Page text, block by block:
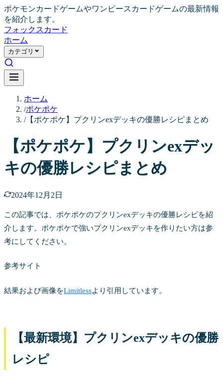
ポケモンカードゲームやワンピースカードゲームの最新情報
を紹介します。
フォックス カード
ホーム
カテゴリ
ホーム
/ポケポケ
/【ポケポケ】プクリンexデッキの優勝レシピまとめ
【ポケポケ】プクリンexデッ
キの優勝レシピまとめ
2024年12月2日
この記事では、ポケポケのプクリンexデッキの優勝レシピを紹
介します。ポケポケで強いプクリンexデッキを作りたい方は参
考にしてください。
参考サイト
結果および画像をLimitlessより引用しています。
【最新環境】プクリンexデッキの優勝
レシピ